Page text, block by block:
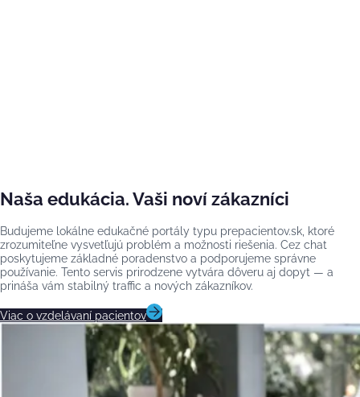
Naša edukácia. Vaši noví zákazníci
Budujeme lokálne edukačné portály typu prepacientov.sk, ktoré
zrozumiteľne vysvetľujú problém a možnosti riešenia. Cez chat
poskytujeme základné poradenstvo a podporujeme správne
používanie. Tento servis prirodzene vytvára dôveru aj dopyt — a
prináša vám stabilný traffic a nových zákazníkov.
Viac o vzdelávaní pacientov